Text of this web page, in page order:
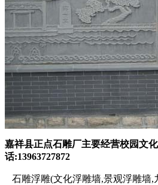
嘉祥县正点石雕厂主要经营校园文
话:13963727872
石雕浮雕(文化浮雕墙,景观浮雕墙,